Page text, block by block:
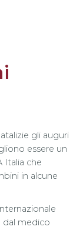
gli auguri
essere un
Italia che
in alcune
dal medico